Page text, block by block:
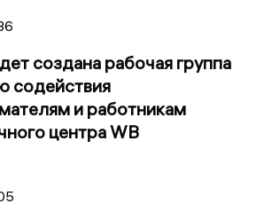
создана рабочая группа
содействия
и работникам
центра WB